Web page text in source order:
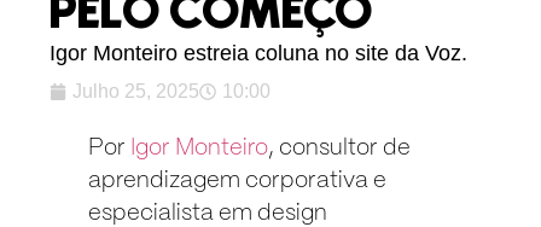
PELO COMEÇO
Igor Monteiro estreia coluna no site da Voz.
Julho 25, 2025 10:00
Por Igor Monteiro, consultor de
aprendizagem corporativa e
especialista em design